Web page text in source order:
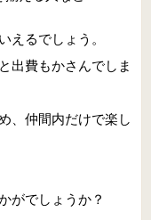
えるでしょう。
出費もかさんでしま
、仲間内だけで楽し
がでしょうか？